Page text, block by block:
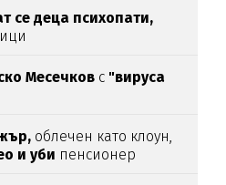
се деца психопати,
Месечков с "вируса
облечен като клоун,
и уби пенсионер